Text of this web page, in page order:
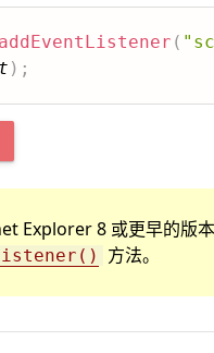
addEventListener (
) ;
Explorer 8 或更早的版
方法。